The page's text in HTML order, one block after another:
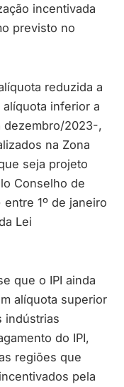
incentivada
previsto no
reduzida a
inferior a
dezembro/2023-,
na Zona
seja projeto
Conselho de
entre 1º de janeiro
Lei
que o IPI ainda
alíquota superior
indústrias
do IPI,
regiões que
pela